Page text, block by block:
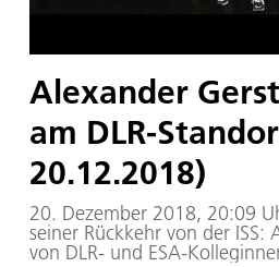
Alexander
am DLR-
20.12.2018)
20. Dezember 2018, 20:09
seiner Rückkehr von der ISS:
von DLR- und ESA-